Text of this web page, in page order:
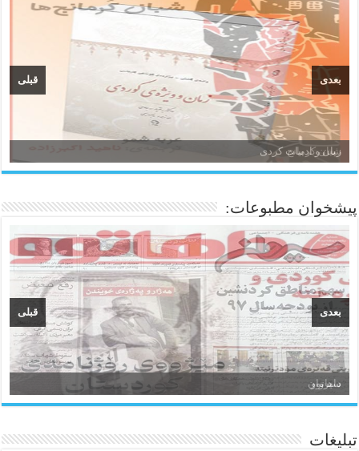
زبان و ادبیات کردی
قبلی بعدی
پیشخوان مطبوعات:
سیروان
ئاژانسی هەواڵی مێهر
قبلی بعدی
تبلیغات